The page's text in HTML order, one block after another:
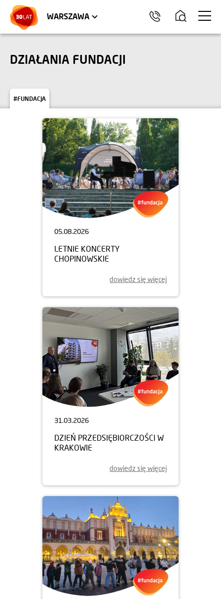
WARSZAWA
HEL
DZIAŁANIA FUNDACJI
#FUNDACJA
05.08.2026
LETNIE KONCERTY
CHOPINOWSKIE
dowiedz się więcej
31.03.2026
DZIEŃ PRZEDSIĘBIORCZOŚCI W
KRAKOWIE
dowiedz się więcej